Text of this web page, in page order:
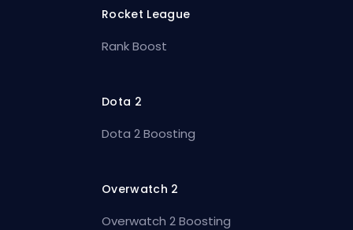
Rocket League
Rank Boost
Dota 2
Dota 2 Boosting
Overwatch 2
Overwatch 2 Boosting